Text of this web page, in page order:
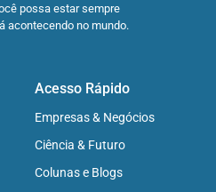
possa estar sempre
acontecendo no mundo.
Acesso Rápido
Empresas & Negócios
Ciência & Futuro
Colunas e Blogs